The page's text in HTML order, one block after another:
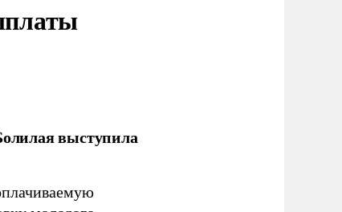
выступила